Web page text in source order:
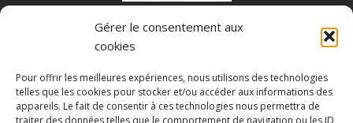
Gérer le consentement aux
cookies
Pour offrir les meilleures expériences, nous utilisons des technologies
telles que les cookies pour stocker et/ou accéder aux informations des
appareils. Le fait de consentir à ces technologies nous permettra de
traiter des données telles que le comportement de navigation ou les ID
Fédération Française des Associations Philatéliques